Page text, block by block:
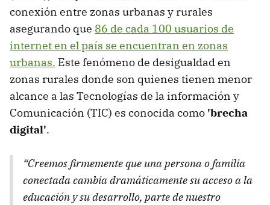
conexión entre zonas urbanas y rurales
asegurando que 86 de cada 100 usuarios de
internet en el país se encuentran en zonas
urbanas. Este fenómeno de desigualdad en
zonas rurales donde son quienes tienen menor
alcance a las Tecnologías de la información y
Comunicación (TIC) es conocida como 'brecha
digital'.
“Creemos firmemente que una persona o familia
conectada cambia dramáticamente su acceso a la
educación y su desarrollo, parte de nuestro